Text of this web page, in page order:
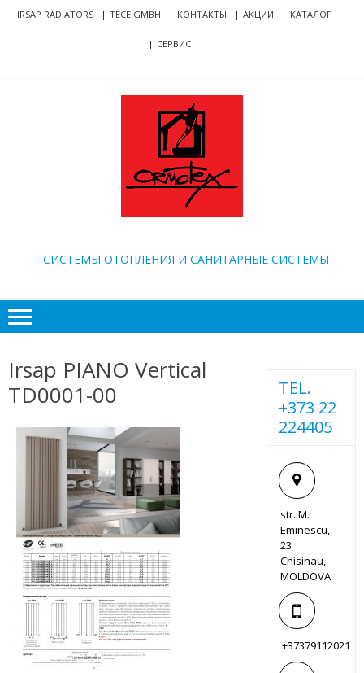
Skip
SkipIRSAP RADIATORS TECE GMBH КОНТАКТЫ АКЦИИ КАТАЛОГ
СЕРВИС
CИСТЕМЫ ОТОПЛЕНИЯ И САНИТАРНЫЕ СИСТЕМЫ
Irsap PIANO Vertical
TD0001-00
TEL.
+373 22
224405
str. M.
Eminescu,
23
Chisinau,
MOLDOVA
+37379112021